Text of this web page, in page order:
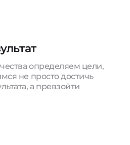
определяем цели,
не просто достичь
а превзойти